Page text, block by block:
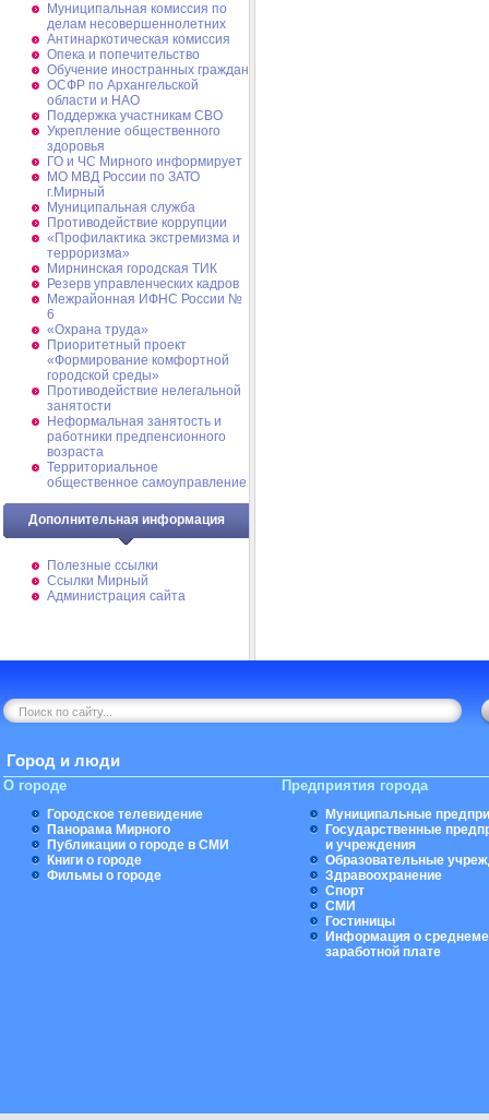
Муниципальная комиссия по
делам несовершеннолетних
Антинаркотическая комиссия
Опека и попечительство
Обучение иностранных граждан
ОСФР по Архангельской
области и НАО
Поддержка участникам СВО
Укрепление общественного
здоровья
ГО и ЧС Мирного информирует
МО МВД России по ЗАТО
г.Мирный
Муниципальная cлужба
Противодействие коррупции
«Профилактика экстремизма и
терроризма»
Мирнинская городская ТИК
Резерв управленческих кадров
Межрайонная ИФНС России №
6
«Охрана труда»
Приоритетный проект
«Формирование комфортной
городской среды»
Противодействие нелегальной
занятости
Неформальная занятость и
работники предпенсионного
возраста
Территориальное
общественное самоуправление
Дополнительная информация
Полезные ссылки
Ссылки Мирный
Администрация сайта
Город и люди
О городе
Городское телевидение
Панорама Мирного
Публикации о городе в СМИ
Книги о городе
Фильмы о городе
Предприятия города
Муниципальные
Государственные
и учреждения
Образовательные
Здравоохранение
Спорт
СМИ
Гостиницы
Информация о
заработной плате